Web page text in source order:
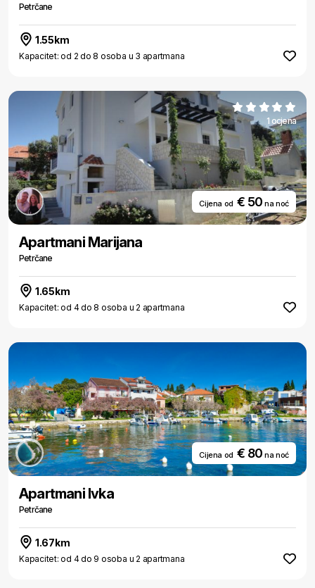
Petrčane
1.55km
Kapacitet: od 2 do 8 osoba u 3 apartmana
1 ocjena
Cijena od € 50na noć
Apartmani Marijana
Petrčane
1.65km
Kapacitet: od 4 do 8 osoba u 2 apartmana
Cijena od € 80na noć
Apartmani Ivka
Petrčane
1.67km
Kapacitet: od 4 do 9 osoba u 2 apartmana